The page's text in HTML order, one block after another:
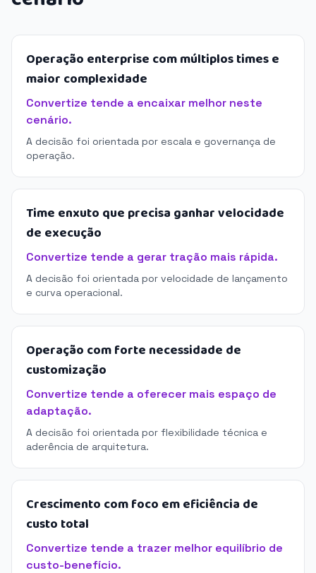
Operação enterprise com múltiplos times e
maior complexidade
Convertize tende a encaixar melhor neste
cenário.
A decisão foi orientada por escala e governança de
operação.
Time enxuto que precisa ganhar velocidade
de execução
Convertize tende a gerar tração mais rápida.
A decisão foi orientada por velocidade de lançamento
e curva operacional.
Operação com forte necessidade de
customização
Convertize tende a oferecer mais espaço de
adaptação.
A decisão foi orientada por flexibilidade técnica e
aderência de arquitetura.
Crescimento com foco em eficiência de
custo total
Convertize tende a trazer melhor equilíbrio de
custo-benefício.